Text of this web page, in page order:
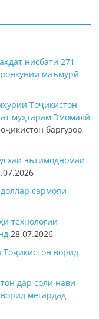
нисбати 271
маъмурӣ
Тоҷикистон,
муҳтарам Эмомалӣ
баргузор
эътимодномаи
сармояи
технологии
28.07.2026
ворид
дар соли нави
мегардад